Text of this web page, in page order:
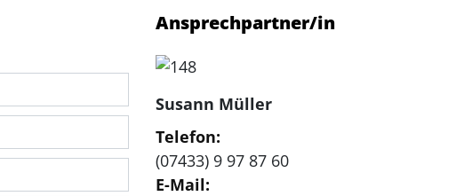
Ansprechpartner/in
Susann Müller
Telefon:
(07433) 9 97 87 60
E-Mail: